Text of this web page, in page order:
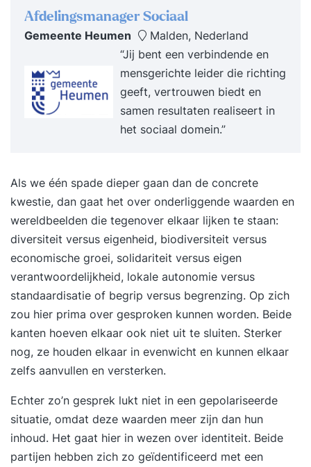
conflicthantering en weet hoe je daar goed mee
om kunt gaan. Je kent de verschillende
escalatiefases van een conflict en weet precies
wat je per fase juist wel en niet moet doen. Je
bent je bewust van je eigen opvattingen en
gedrag in conflicthantering en weet welke
(mogelijke) conflicten. Je kent de
gespreksstructuur voor het voeren van een
conflicthanteringsgesprek en weet hoe je en
conflict goed oplost. Je bezit praktische tools
om een conflict bespreekbaar te maken die je
direct in de werkpraktijk toe kunt passen. Je hebt
inzicht wanneer je het beste hulp kunt inroepen
van anderen. Hoe ziet de training
Conflicthantering eruit? In de ochtend staan we
stil bij wat een conflict is, hoe een conflict
ontstaat en hoe het kan escaleren; jouw
en hoe jij doorgaans reageert op conflicten; hoe
je een conflict de-escaleert; de structuur voor
een constructief conflicthanteringsgesprek;
wanneer je hulptroepen inschakelt. In de middag
Afdelingsmanager Sociaal
Gemeente Heumen
Malden, Nederland
“Jij bent een verbindende en
mensgerichte leider die richting
geeft, vertrouwen biedt en
samen resultaten realiseert in
het sociaal domein.”
Als we één spade dieper gaan dan de concrete
kwestie, dan gaat het over onderliggende waarden en
wereldbeelden die tegenover elkaar lijken te staan:
diversiteit versus eigenheid, biodiversiteit versus
economische groei, solidariteit versus eigen
verantwoordelijkheid, lokale autonomie versus
standaardisatie of begrip versus begrenzing. Op zich
zou hier prima over gesproken kunnen worden. Beide
kanten hoeven elkaar ook niet uit te sluiten. Sterker
nog, ze houden elkaar in evenwicht en kunnen elkaar
zelfs aanvullen en versterken.
Echter zo’n gesprek lukt niet in een gepolariseerde
situatie, omdat deze waarden meer zijn dan hun
inhoud. Het gaat hier in wezen over identiteit. Beide
partijen hebben zich zo geïdentificeerd met een